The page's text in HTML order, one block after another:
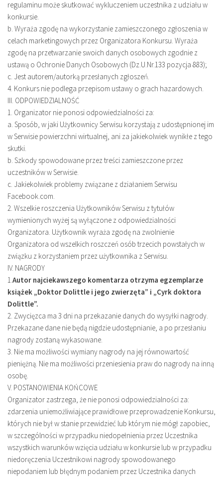
regulaminu może skutkować wykluczeniem uczestnika z udziału w
konkursie.
b. Wyraża zgodę na wykorzystanie zamieszczonego zgłoszenia w
celach marketingowych przez Organizatora Konkursu. Wyraża
zgodę na przetwarzanie swoich danych osobowych zgodnie z
ustawą o Ochronie Danych Osobowych (Dz.U.Nr.133 pozycja 883);
c. Jest autorem/autorką przesłanych zgłoszeń.
4. Konkurs nie podlega przepisom ustawy o grach hazardowych.
III. ODPOWIEDZIALNOŚĆ
1. Organizator nie ponosi odpowiedzialności za:
a. Sposób, w jaki Użytkownicy Serwisu korzystają z udostępnionej im
w Serwisie powierzchni wirtualnej, ani za jakiekolwiek wynikłe z tego
skutki.
b. Szkody spowodowane przez treści zamieszczone przez
uczestników w Serwisie.
c. Jakiekolwiek problemy związane z działaniem Serwisu
Facebook.com.
2. Wszelkie roszczenia Użytkowników Serwisu z tytułów
wymienionych wyżej są wyłączone z odpowiedzialności
Organizatora. Użytkownik wyraża zgodę na zwolnienie
Organizatora od wszelkich roszczeń osób trzecich powstałych w
związku z korzystaniem przez użytkownika z Serwisu.
IV. NAGRODY
1.Autor najciekawszego komentarza otrzyma egzemplarze
książek „Doktor Dolittle i jego zwierzęta” i „Cyrk doktora
Dolittle”.
2. Zwycięzca ma 3 dni na przekazanie danych do wysyłki nagrody.
Przekazane dane nie będą nigdzie udostępnianie, a po przesłaniu
nagrody zostaną wykasowane.
3. Nie ma możliwości wymiany nagrody na jej równowartość
pieniężną. Nie ma możliwości przeniesienia praw do nagrody na inną
osobę.
V. POSTANOWIENIA KOŃCOWE
Organizator zastrzega, że nie ponosi odpowiedzialności za:
zdarzenia uniemożliwiające prawidłowe przeprowadzenie Konkursu,
których nie był w stanie przewidzieć lub którym nie mógł zapobiec,
w szczególności w przypadku niedopełnienia przez Uczestnika
wszystkich warunków wzięcia udziału w konkursie lub w przypadku
niedoręczenia Uczestnikowi nagrody spowodowanego
niepodaniem lub błędnym podaniem przez Uczestnika danych